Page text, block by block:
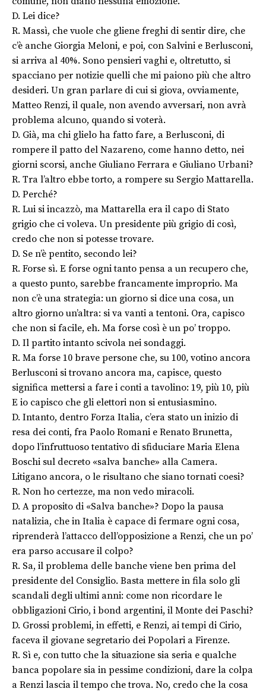
D. Lei dice?
R. Massì, che vuole che gliene freghi di sentir dire, che
c’è anche Giorgia Meloni, e poi, con Salvini e Berlusconi,
si arriva al 40%. Sono pensieri vaghi e, oltretutto, si
spacciano per notizie quelli che mi paiono più che altro
desideri. Un gran parlare di cui si giova, ovviamente,
Matteo Renzi, il quale, non avendo avversari, non avrà
problema alcuno, quando si voterà.
D. Già, ma chi glielo ha fatto fare, a Berlusconi, di
rompere il patto del Nazareno, come hanno detto, nei
giorni scorsi, anche Giuliano Ferrara e Giuliano Urbani?
R. Tra l’altro ebbe torto, a rompere su Sergio Mattarella.
D. Perché?
R. Lui si incazzò, ma Mattarella era il capo di Stato
grigio che ci voleva. Un presidente più grigio di così,
credo che non si potesse trovare.
D. Se n’è pentito, secondo lei?
R. Forse sì. E forse ogni tanto pensa a un recupero che,
a questo punto, sarebbe francamente improprio. Ma
non c’è una strategia: un giorno si dice una cosa, un
altro giorno un’altra: si va vanti a tentoni. Ora, capisco
che non si facile, eh. Ma forse così è un po’ troppo.
D. Il partito intanto scivola nei sondaggi.
R. Ma forse 10 brave persone che, su 100, votino ancora
Berlusconi si trovano ancora ma, capisce, questo
significa mettersi a fare i conti a tavolino: 19, più 10, più
E io capisco che gli elettori non si entusiasmino.
D. Intanto, dentro Forza Italia, c’era stato un inizio di
resa dei conti, fra Paolo Romani e Renato Brunetta,
dopo l’infruttuoso tentativo di sfiduciare Maria Elena
Boschi sul decreto «salva banche» alla Camera.
Litigano ancora, o le risultano che siano tornati coesi?
R. Non ho certezze, ma non vedo miracoli.
D. A proposito di «Salva banche»? Dopo la pausa
natalizia, che in Italia è capace di fermare ogni cosa,
riprenderà l’attacco dell’opposizione a Renzi, che un po’
era parso accusare il colpo?
R. Sa, il problema delle banche viene ben prima del
presidente del Consiglio. Basta mettere in fila solo gli
scandali degli ultimi anni: come non ricordare le
obbligazioni Cirio, i bond argentini, il Monte dei Paschi?
D. Grossi problemi, in effetti, e Renzi, ai tempi di Cirio,
faceva il giovane segretario dei Popolari a Firenze.
R. Sì e, con tutto che la situazione sia seria e qualche
banca popolare sia in pessime condizioni, dare la colpa
a Renzi lascia il tempo che trova. No, credo che la cosa